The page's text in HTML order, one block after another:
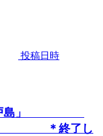
投稿日時
笠戸島」
＊終了し